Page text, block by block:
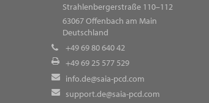
Strahlenbergerstraße 110–112
63067Offenbach am Main
Deutschland
+49 69 80 640 42
+49 69 25 577 529
info.de@saia-pcd.com
support.de@saia-pcd.com